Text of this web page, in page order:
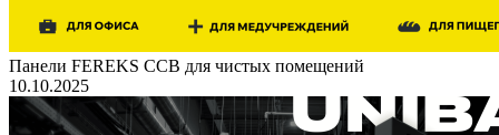
Панели FEREKS ССВ для чистых помещений
10.10.2025